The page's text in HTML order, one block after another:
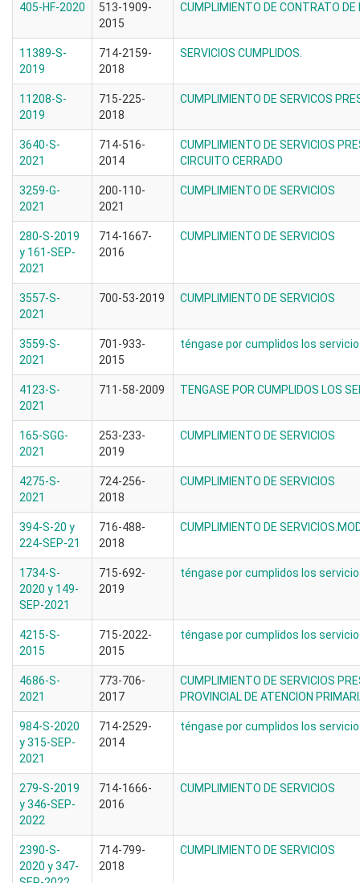
405-HF-2020
513-1909-
2015
CUMPLIMIENTO DE CONTRATO DE
11389-S-
2019
714-2159-
2018
SERVICIOS CUMPLIDOS.
11208-S-
2019
715-225-
2018
CUMPLIMIENTO DE SERVICOS
3640-S-
2021
714-516-
2014
CUMPLIMIENTO DE SERVICIOS
CIRCUITO CERRADO
3259-G-
2021
200-110-
2021
CUMPLIMIENTO DE SERVICIOS
280-S-2019
y 161-SEP-
2021
714-1667-
2016
CUMPLIMIENTO DE SERVICIOS
3557-S-
2021
700-53-2019 CUMPLIMIENTO DE SERVICIOS
3559-S-
2021
701-933-
2015
téngase por cumplidos los
4123-S-
2021
711-58-2009 TENGASE POR CUMPLIDOS LOS
165-SGG-
2021
253-233-
2019
CUMPLIMIENTO DE SERVICIOS
4275-S-
2021
724-256-
2018
CUMPLIMIENTO DE SERVICIOS
394-S-20 y
224-SEP-21
716-488-
2018
CUMPLIMIENTO DE
1734-S-
2020 y 149-
SEP-2021
715-692-
2019
téngase por cumplidos los
4215-S-
2015
715-2022-
2015
téngase por cumplidos los
4686-S-
2021
773-706-
2017
CUMPLIMIENTO DE SERVICIOS
PROVINCIAL DE ATENCION
984-S-2020
y 315-SEP-
2021
714-2529-
2014
téngase por cumplidos los
279-S-2019
y 346-SEP-
2022
714-1666-
2016
CUMPLIMIENTO DE SERVICIOS
2390-S-
2020 y 347-
714-799-
2018
CUMPLIMIENTO DE SERVICIOS